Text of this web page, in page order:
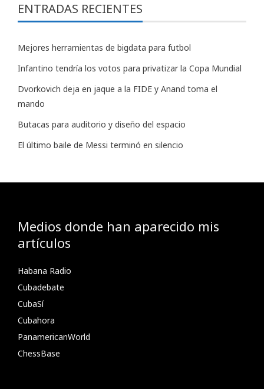
ENTRADAS RECIENTES
Mejores herramientas de bigdata para futbol
Infantino tendría los votos para privatizar la Copa Mundial
Dvorkovich deja en jaque a la FIDE y Anand toma el
mando
Butacas para auditorio y diseño del espacio
El último baile de Messi terminó en silencio
Medios donde han aparecido mis
artículos
Habana Radio
Cubadebate
CubaSí
Cubahora
PanamericanWorld
ChessBase